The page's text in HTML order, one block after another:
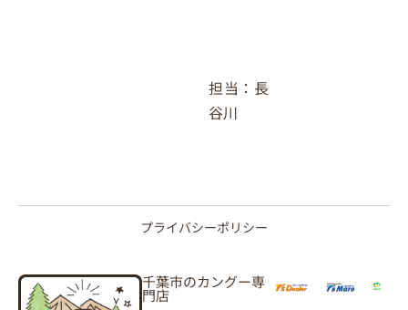
担当：長
谷川
プライバシーポリシー
千葉市のカングー専
門店